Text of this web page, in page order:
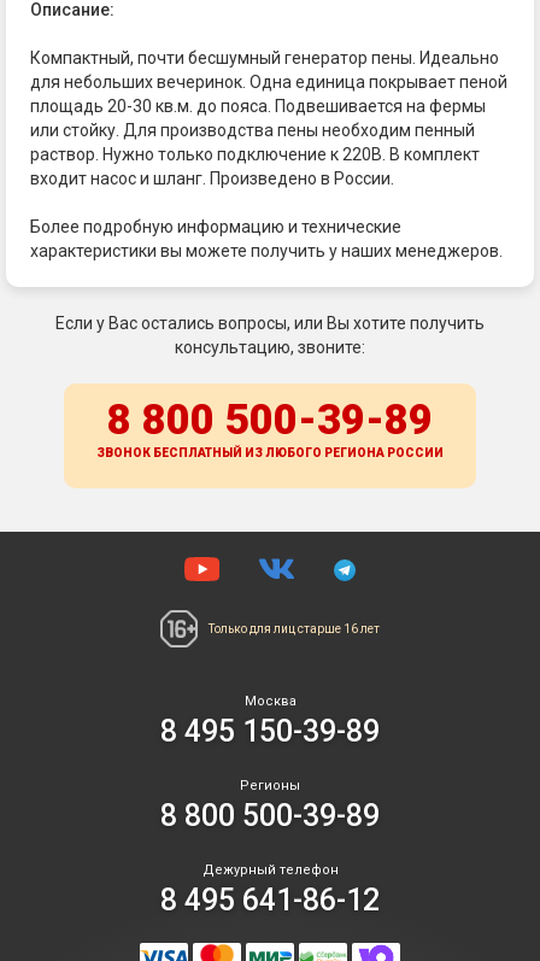
Описание:
Компактный, почти бесшумный генератор пены. Идеально
для небольших вечеринок. Одна единица покрывает пеной
площадь 20-30 кв.м. до пояса. Подвешивается на фермы
или стойку. Для производства пены необходим пенный
раствор. Нужно только подключение к 220В. В комплект
входит насос и шланг. Произведено в России.
Более подробную информацию и технические
характеристики вы можете получить у наших менеджеров.
Если у Вас остались вопросы, или Вы хотите получить
консультацию, звоните:
8 800 500-39-89
ЗВОНОК БЕСПЛАТНЫЙ ИЗ ЛЮБОГО РЕГИОНА РОССИИ
Только для лицстарше 16 лет
Москва
8 495 150-39-89
Регионы
8 800 500-39-89
Дежурный телефон
8 495 641-86-12